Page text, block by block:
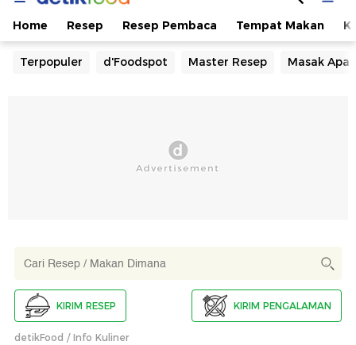
Home Resep Resep Pembaca Tempat Makan
Terpopuler d'Foodspot Master Resep Masak Apa
KIRIM RESEP KIRIM PENGALAMAN
detikFood Info Kuliner